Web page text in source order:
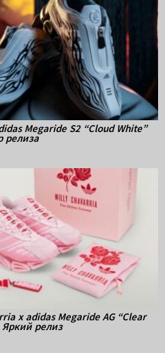
Megaride S2 “Cloud White”
релиза
x adidas Megaride AG “Clear
Яркий релиз